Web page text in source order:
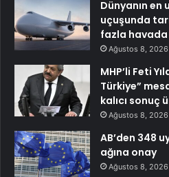
Dünyanın en
uçuşunda
fazla havada
Ağustos 8, 2026
MHP’li Feti
Türkiye”
kalıcı sonuç
Ağustos 8, 2026
AB’den 348
ağına onay
Ağustos 8, 2026